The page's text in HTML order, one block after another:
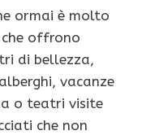
ormai è molto
offrono
di bellezza,
vacanze
o teatri visite
che non